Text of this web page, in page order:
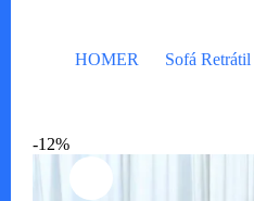
HOMER
Sofá
-12%